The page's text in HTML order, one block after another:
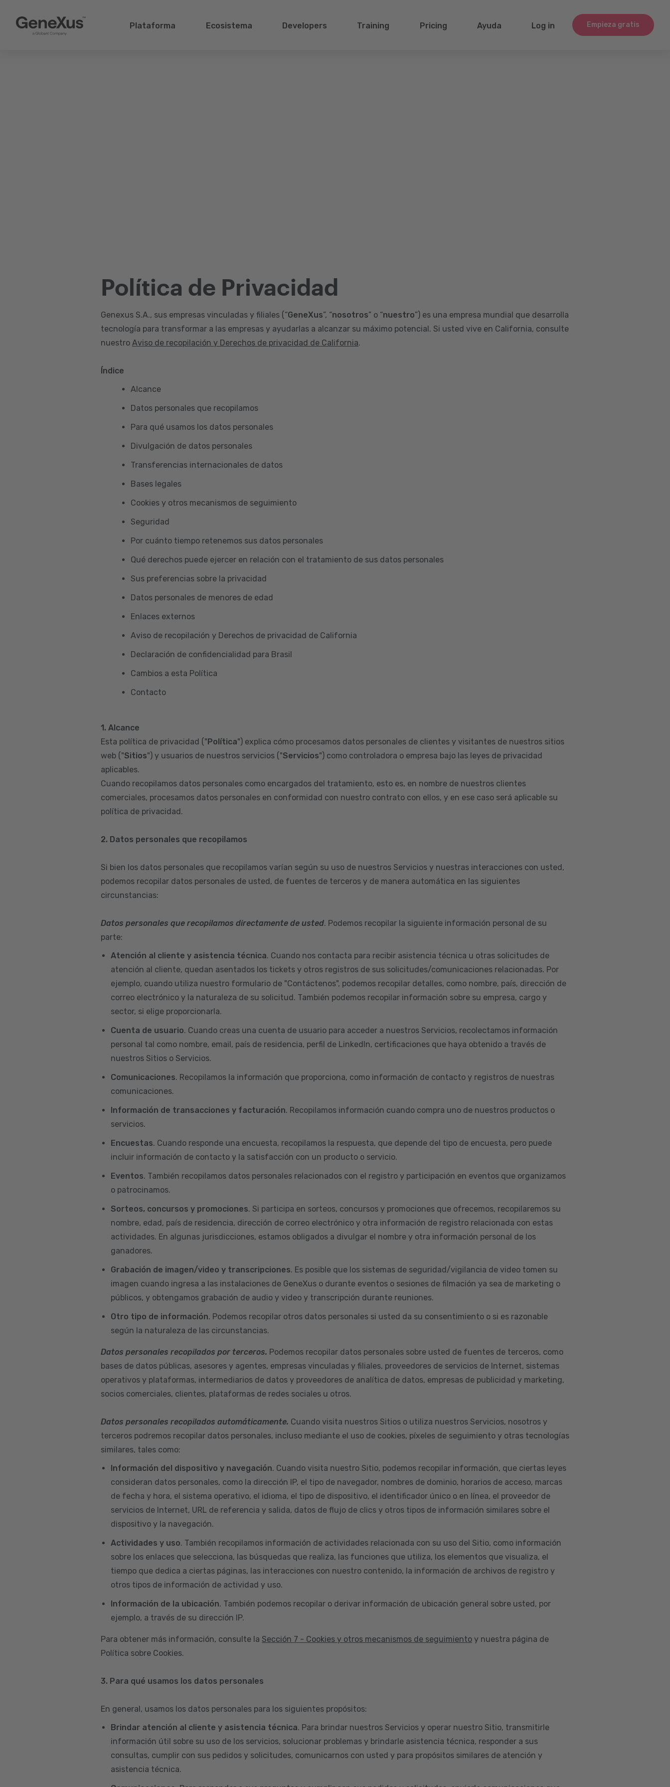
Empieza gratis
Plataforma Ecosistema Developers Training Pricing Ayuda Log in
Política de Privacidad
Genexus S.A., sus empresas vinculadas y filiales (“GeneXus”, “nosotros” o “nuestro”) es una empresa mundial que desarrolla
tecnología para transformar a las empresas y ayudarlas a alcanzar su máximo potencial. Si usted vive en California, consulte
nuestro Aviso de recopilación y Derechos de privacidad de California.
Índice
Alcance
Datos personales que recopilamos
Para qué usamos los datos personales
Divulgación de datos personales
Transferencias internacionales de datos
Bases legales
Cookies y otros mecanismos de seguimiento
Seguridad
Por cuánto tiempo retenemos sus datos personales
Qué derechos puede ejercer en relación con el tratamiento de sus datos personales
Sus preferencias sobre la privacidad
Datos personales de menores de edad
Enlaces externos
Aviso de recopilación y Derechos de privacidad de California
Declaración de confidencialidad para Brasil
Cambios a esta Política
Contacto
1. Alcance
Esta política de privacidad ("Política") explica cómo procesamos datos personales de clientes y visitantes de nuestros sitios
web ("Sitios") y usuarios de nuestros servicios ("Servicios") como controladora o empresa bajo las leyes de privacidad
aplicables.
Cuando recopilamos datos personales como encargados del tratamiento, esto es, en nombre de nuestros clientes
comerciales, procesamos datos personales en conformidad con nuestro contrato con ellos, y en ese caso será aplicable su
política de privacidad.
2. Datos personales que recopilamos
Si bien los datos personales que recopilamos varían según su uso de nuestros Servicios y nuestras interacciones con usted,
podemos recopilar datos personales de usted, de fuentes de terceros y de manera automática en las siguientes
circunstancias:
Datos personales que recopilamos directamente de usted. Podemos recopilar la siguiente información personal de su
parte:
Atención al cliente y asistencia técnica. Cuando nos contacta para recibir asistencia técnica u otras solicitudes de
atención al cliente, quedan asentados los tickets y otros registros de sus solicitudes/comunicaciones relacionadas. Por
ejemplo, cuando utiliza nuestro formulario de "Contáctenos", podemos recopilar detalles, como nombre, país, dirección de
correo electrónico y la naturaleza de su solicitud. También podemos recopilar información sobre su empresa, cargo y
sector, si elige proporcionarla.
Cuenta de usuario. Cuando creas una cuenta de usuario para acceder a nuestros Servicios, recolectamos información
personal tal como nombre, email, país de residencia, perfil de LinkedIn, certificaciones que haya obtenido a través de
nuestros Sitios o Servicios.
Comunicaciones. Recopilamos la información que proporciona, como información de contacto y registros de nuestras
comunicaciones.
Información de transacciones y facturación. Recopilamos información cuando compra uno de nuestros productos o
servicios.
Encuestas. Cuando responde una encuesta, recopilamos la respuesta, que depende del tipo de encuesta, pero puede
incluir información de contacto y la satisfacción con un producto o servicio.
Eventos. También recopilamos datos personales relacionados con el registro y participación en eventos que organizamos
o patrocinamos.
Sorteos, concursos y promociones. Si participa en sorteos, concursos y promociones que ofrecemos, recopilaremos su
nombre, edad, país de residencia, dirección de correo electrónico y otra información de registro relacionada con estas
actividades. En algunas jurisdicciones, estamos obligados a divulgar el nombre y otra información personal de los
ganadores.
Grabación de imagen/video y transcripciones. Es posible que los sistemas de seguridad/vigilancia de video tomen su
imagen cuando ingresa a las instalaciones de GeneXus o durante eventos o sesiones de filmación ya sea de marketing o
públicos, y obtengamos grabación de audio y video y transcripción durante reuniones.
Otro tipo de información. Podemos recopilar otros datos personales si usted da su consentimiento o si es razonable
según la naturaleza de las circunstancias.
Datos personales recopilados por terceros. Podemos recopilar datos personales sobre usted de fuentes de terceros, como
bases de datos públicas, asesores y agentes, empresas vinculadas y filiales, proveedores de servicios de Internet, sistemas
operativos y plataformas, intermediarios de datos y proveedores de analítica de datos, empresas de publicidad y marketing,
socios comerciales, clientes, plataformas de redes sociales u otros.
Datos personales recopilados automáticamente. Cuando visita nuestros Sitios o utiliza nuestros Servicios, nosotros y
terceros podremos recopilar datos personales, incluso mediante el uso de cookies, píxeles de seguimiento y otras tecnologías
similares, tales como:
Información del dispositivo y navegación. Cuando visita nuestro Sitio, podemos recopilar información, que ciertas leyes
consideran datos personales, como la dirección IP, el tipo de navegador, nombres de dominio, horarios de acceso, marcas
de fecha y hora, el sistema operativo, el idioma, el tipo de dispositivo, el identificador único o en línea, el proveedor de
servicios de Internet, URL de referencia y salida, datos de flujo de clics y otros tipos de información similares sobre el
dispositivo y la navegación.
Actividades y uso. También recopilamos información de actividades relacionada con su uso del Sitio, como información
sobre los enlaces que selecciona, las búsquedas que realiza, las funciones que utiliza, los elementos que visualiza, el
tiempo que dedica a ciertas páginas, las interacciones con nuestro contenido, la información de archivos de registro y
otros tipos de información de actividad y uso.
Información de la ubicación. También podemos recopilar o derivar información de ubicación general sobre usted, por
ejemplo, a través de su dirección IP.
Para obtener más información, consulte la Sección 7 - Cookies y otros mecanismos de seguimiento y nuestra página de
Política sobre Cookies.
3. Para qué usamos los datos personales
En general, usamos los datos personales para los siguientes propósitos:
Brindar atención al cliente y asistencia técnica. Para brindar nuestros Servicios y operar nuestro Sitio, transmitirle
información útil sobre su uso de los servicios, solucionar problemas y brindarle asistencia técnica, responder a sus
consultas, cumplir con sus pedidos y solicitudes, comunicarnos con usted y para propósitos similares de atención y
asistencia técnica.